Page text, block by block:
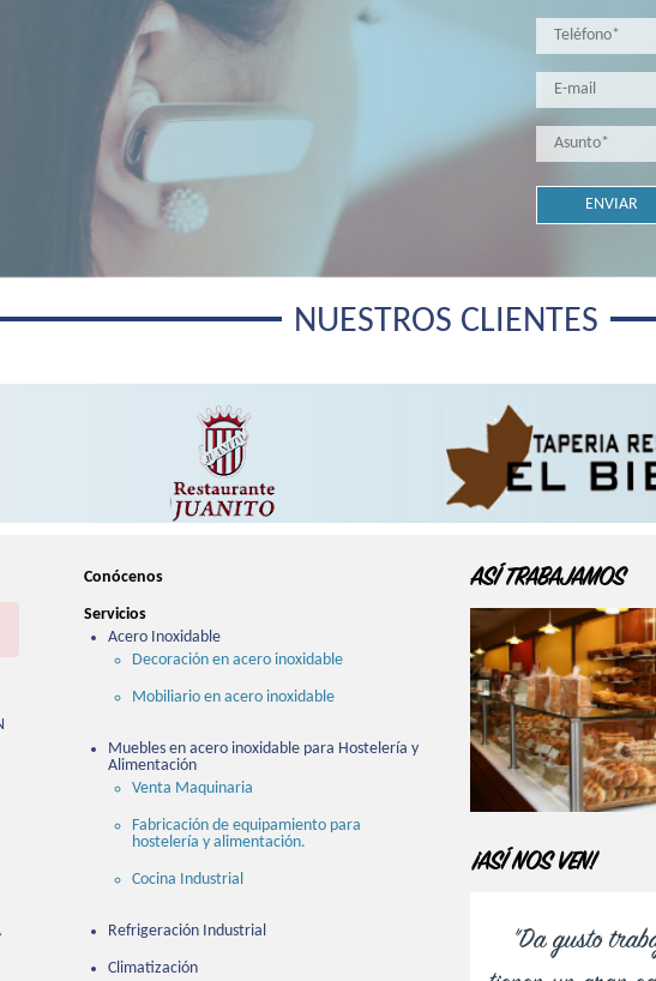
NUESTROS CLIENTES
Conócenos
Servicios
Acero Inoxidable
Decoración en acero inoxidable
Mobiliario en acero inoxidable
Muebles en acero inoxidable para Hostelería y
Alimentación
Venta Maquinaria
Fabricación de equipamiento para
hostelería y alimentación.
Cocina Industrial
Refrigeración Industrial
Climatización
ASÍ TRABAJAMOS
¡ASÍ NOS VEN!
"Da gusto